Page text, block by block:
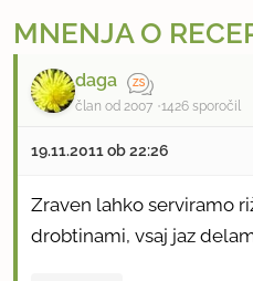
e
e
n
i
r
u
MNENJA O
daga
član od 2007 1426 sporočil
19.11.2011 ob 22:26
Zraven lahko serviramo
drobtinami, vsaj jaz